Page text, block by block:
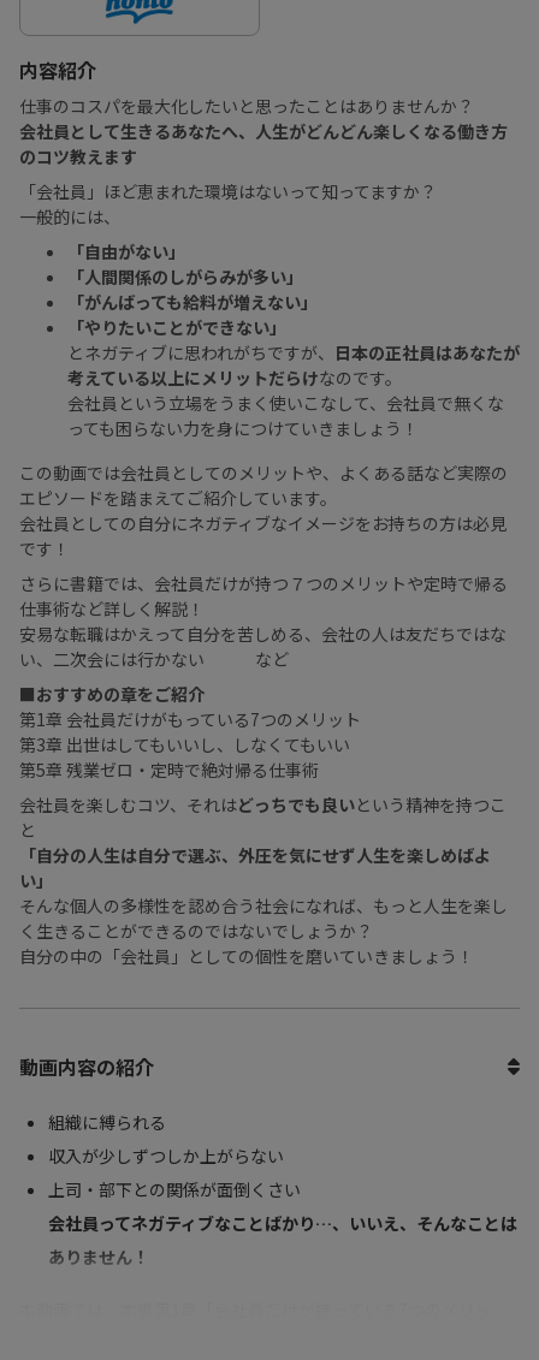
内容紹介
仕事のコスパを最大化したいと思ったことはありませんか？
会社員として生きるあなたへ、人生がどんどん楽しくなる働き方
のコツ教えます
「会社員」ほど恵まれた環境はないって知ってますか？
一般的には、
「自由がない」
「人間関係のしがらみが多い」
「がんばっても給料が増えない」
「やりたいことができない」
とネガティブに思われがちですが、 日本の正社員はあなたが
考えている以上にメリットだらけなのです。
会社員という立場をうまく使いこなして、会社員で無くな
っても困らない力を身につけていきましょう！
この動画では会社員としてのメリットや、よくある話など実際の
エピソードを踏まえてご紹介しています。
会社員としての自分にネガティブなイメージをお持ちの方は必見
です！
さらに書籍では、会社員だけが持つ７つのメリットや定時で帰る
仕事術など詳しく解説！
安易な転職はかえって自分を苦しめる、会社の人は友だちではな
い、二次会には行かない など
■おすすめの章をご紹介
第1章 会社員だけがもっている7つのメリット
第3章 出世はしてもいいし、しなくてもいい
第5章 残業ゼロ・定時で絶対帰る仕事術
会社員を楽しむコツ、それはどっちでも良いという精神を持つこ
と
「自分の人生は自分で選ぶ、外圧を気にせず人生を楽しめばよ
い」
そんな個人の多様性を認め合う社会になれば、もっと人生を楽し
く生きることができるのではないでしょうか？
自分の中の「会社員」としての個性を磨いていきましょう！
動画内容の紹介
組織に縛られる
収入が少しずつしか上がらない
上司・部下との関係が面倒くさい
会社員ってネガティブなことばかり…、いいえ、そんなことは
ありません！